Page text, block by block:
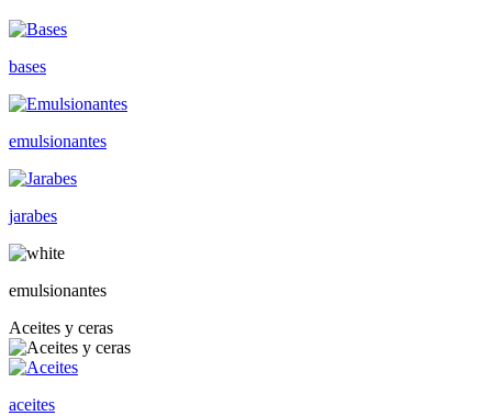
bases
emulsionantes
jarabes
emulsionantes
Aceites y ceras
aceites